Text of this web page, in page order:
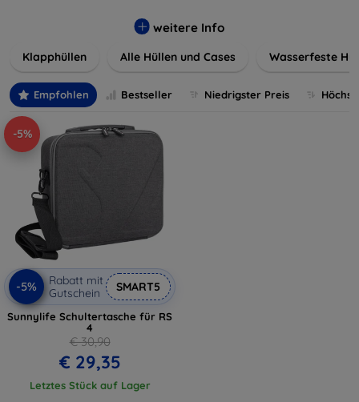
Farben, um Ihren persönlichen Stil perfekt zu
weitere Info
Klapphüllen Alle Hüllen und Cases Wasserfeste
Empfohlen Bestseller Niedrigster Preis
-5%
-5%
Rabatt mit
Gutschein
SMART5
Sunnylife Schultertasche für RS
4
€ 30,90
€ 29,35
Letztes Stück auf Lager